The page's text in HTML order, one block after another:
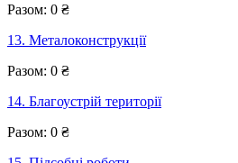
Разом: 0 ₴
13. Металоконструкції
Разом: 0 ₴
14. Благоустрій території
Разом: 0 ₴